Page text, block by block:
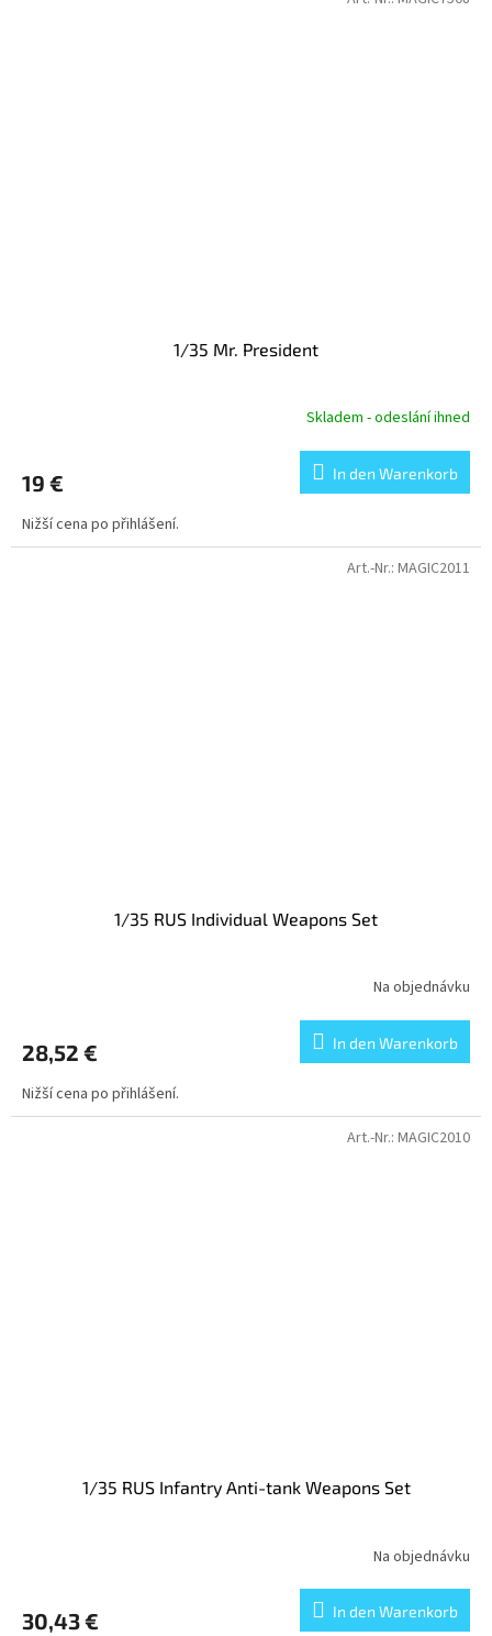
1/35 Mr. President
Skladem - odeslání ihned
19 € In den Warenkorb
Nižší cena po přihlášení.
1/35 RUS Individual Weapons Set
Na objednávku
28,52 € In den Warenkorb
Nižší cena po přihlášení.
Art.-Nr.: MAGIC2011
1/35 RUS Infantry Anti-tank Weapons Set
Na objednávku
30,43 € In den Warenkorb
Art.-Nr.: MAGIC2010